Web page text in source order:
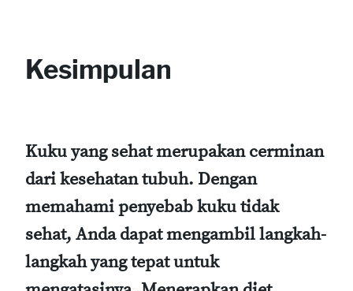
Kesimpulan
Kuku yang sehat merupakan cerminan
dari kesehatan tubuh. Dengan
memahami penyebab kuku tidak
sehat, Anda dapat mengambil langkah-
langkah yang tepat untuk